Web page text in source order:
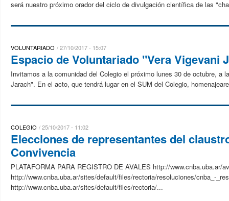
será nuestro próximo orador del ciclo de divulgación científica de las
VOLUNTARIADO 27/10/2017 - 15:07
Espacio de Voluntariado "Vera Vigevani
Invitamos a la comunidad del Colegio el próximo lunes 30 de octubre, a
Jarach". En el acto, que tendrá lugar en el SUM del Colegio,
COLEGIO 25/10/2017 - 11:02
Elecciones de representantes del
Convivencia
PLATAFORMA PARA REGISTRO DE AVALES http://www.cnba.uba.ar/
http://www.cnba.uba.ar/sites/default/files/rectoria/resoluciones/cnba_-
http://www.cnba.uba.ar/sites/default/files/rectoria/...